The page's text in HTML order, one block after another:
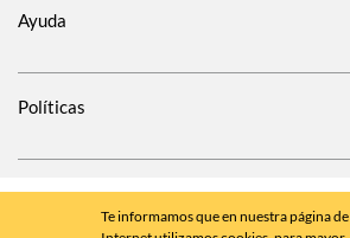
Te informamos que en nuestra página de
Ayuda
Políticas